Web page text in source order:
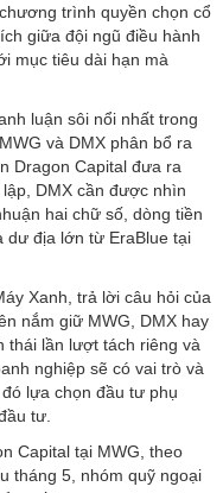
trình quyền chọn cổ
giữa đội ngũ điều hành
mục tiêu dài hạn mà
luận sôi nổi nhất trong
và DMX phân bổ ra
Dragon Capital đưa ra
DMX cần được nhìn
hai chữ số, dòng tiền
dư địa lớn từ EraBlue tại
Xanh, trả lời câu hỏi của
nắm giữ MWG, DMX hay
thái lần lượt tách riêng và
nghiệp sẽ có vai trò và
lựa chọn đầu tư phụ
tư.
Capital tại MWG, theo
tháng 5, nhóm quỹ ngoại